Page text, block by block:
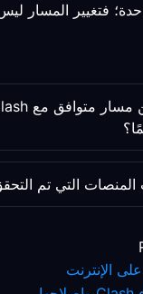
فتغيير المسار ليس
المنصات التي تم
الإنترنت